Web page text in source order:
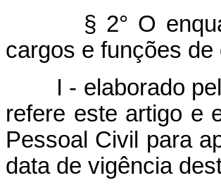
§ 2° O
cargos e funções
I - elaborado
refere este artigo e
Pessoal Civil para
data de vigência